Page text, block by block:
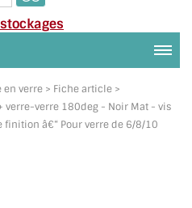
en verre > Fiche article >
verre-verre 180deg - Noir Mat - vis
finition â€“ Pour verre de 6/8/10